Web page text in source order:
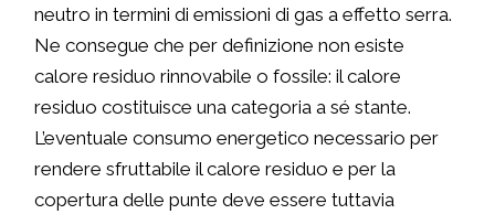
neutro in termini di emissioni di gas a effetto serra.
Ne consegue che per definizione non esiste
calore residuo rinnovabile o fossile: il calore
residuo costituisce una categoria a sé stante.
L’eventuale consumo energetico necessario per
rendere sfruttabile il calore residuo e per la
copertura delle punte deve essere tuttavia